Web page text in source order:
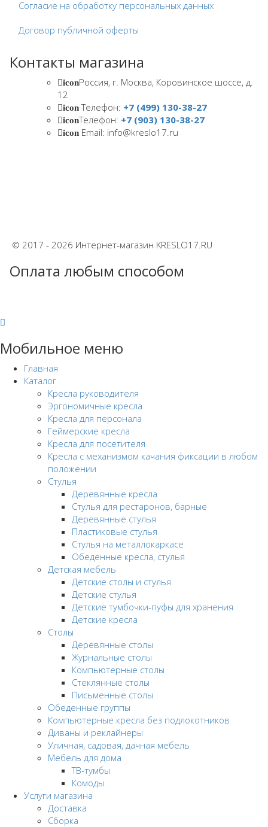
Согласие на обработку персональных данных
Договор публичной оферты
Контакты магазина
iconРоссия, г. Москва, Коровинское шоссе, д.
12
iconТелефон: +7 (499) 130-38-27
iconТелефон: +7 (903) 130-38-27
icon Email: info@kreslo17.ru
© 2017 - 2026 Интернет-магазин KRESLO17.RU
Оплата любым способом
Мобильное меню
Главная
Каталог
Кресла руководителя
Эргономичные кресла
Кресла для персонала
Геймерские кресла
Кресла для посетителя
Кресла с механизмом качания фиксации в любом
положении
Стулья
Деревянные кресла
Стулья для рестаронов, барные
Деревянные стулья
Пластиковые стулья
Стулья на металлокаркасе
Обеденные кресла, стулья
Детская мебель
Детские столы и стулья
Детские стулья
Детские тумбочки-пуфы для хранения
Детские кресла
Столы
Деревянные столы
Журнальные столы
Компьютерные столы
Стеклянные столы
Письменные столы
Обеденные группы
Компьютерные кресла без подлокотников
Диваны и реклайнеры
Уличная, садовая, дачная мебель
Мебель для дома
ТВ-тумбы
Комоды
Услуги магазина
Доставка
Сборка